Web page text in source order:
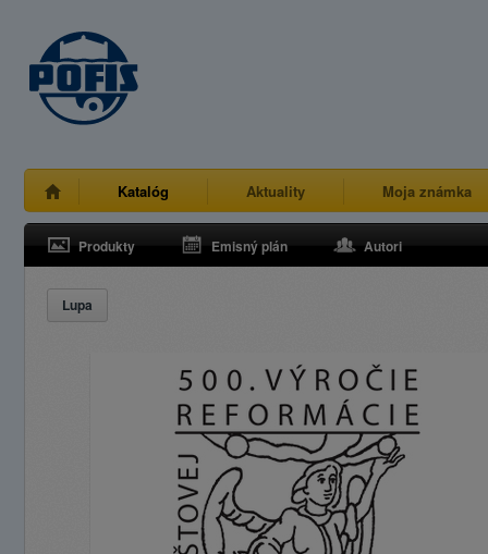
Katalóg Aktuality Moja známka
Produkty Emisný plán Autori
Lupa